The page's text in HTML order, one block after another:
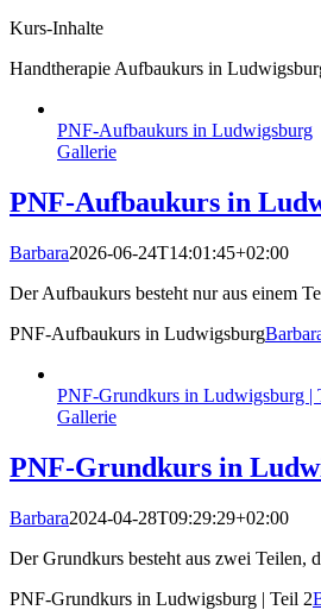
Kurs-Inhalte
Handtherapie Aufbaukurs in
PNF-Aufbaukurs in Ludwigsburg
Gallerie
PNF-Aufbaukurs in
Barbara2026-06-24T14:01:45+02:00
Der Aufbaukurs besteht nur aus einem
PNF-Aufbaukurs in Ludwigsburg
PNF-Grundkurs in Ludwigsburg |
Gallerie
PNF-Grundkurs in
Barbara2024-04-28T09:29:29+02:00
Der Grundkurs besteht aus zwei Teilen,
PNF-Grundkurs in Ludwigsburg | Teil 2